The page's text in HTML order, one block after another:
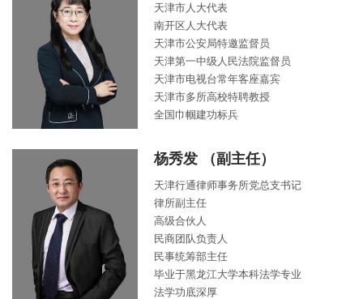
天津市人大代表
南开区人大代表
天津市公安局特邀监督员
天津第一中级人民法院监督员
天津市电视台常年客座嘉宾
天津市多所高校特聘教授
全国巾帼建功标兵
杨秀发 （副主任）
天津行通律师事务所党总支书记
律所副主任
高级合伙人
民商团队负责人
民事统筹部主任
毕业于黑龙江大学本科法学专业
法学功底深厚